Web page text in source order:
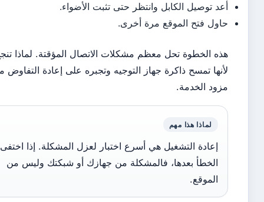
توصيل الكابل وانتظر حتى تثبت الأضواء.
فتح الموقع مرة أخرى.
الخطوة تحل معظم مشكلات الاتصال المؤقتة. لماذا تنجح؟
تمسح ذاكرة جهاز التوجيه وتجبره على إعادة التفاوض مع
الخدمة.
لماذا هذا مهم
إعادة التشغيل هي أسرع اختبار لعزل المشكلة. إذا اختفى
الخطأ بعدها، فالمشكلة من جهازك أو شبكتك وليس من